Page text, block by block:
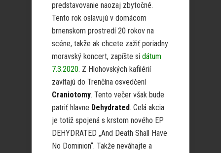
predstavovanie naozaj zbytočné.
Tento rok oslavujú v domácom
brnenskom prostredí 20 rokov na
scéne, takže ak chcete zažiť poriadny
moravský koncert, zapíšte si dátum
7.3.2020. Z Hlohovských kafilérií
zavítajú do Trenčína osvedčení
Craniotomy. Tento večer však bude
patriť hlavne Dehydrated. Celá akcia
je totiž spojená s krstom nového EP
DEHYDRATED „And Death Shall Have
No Dominion“. Takže neváhajte a